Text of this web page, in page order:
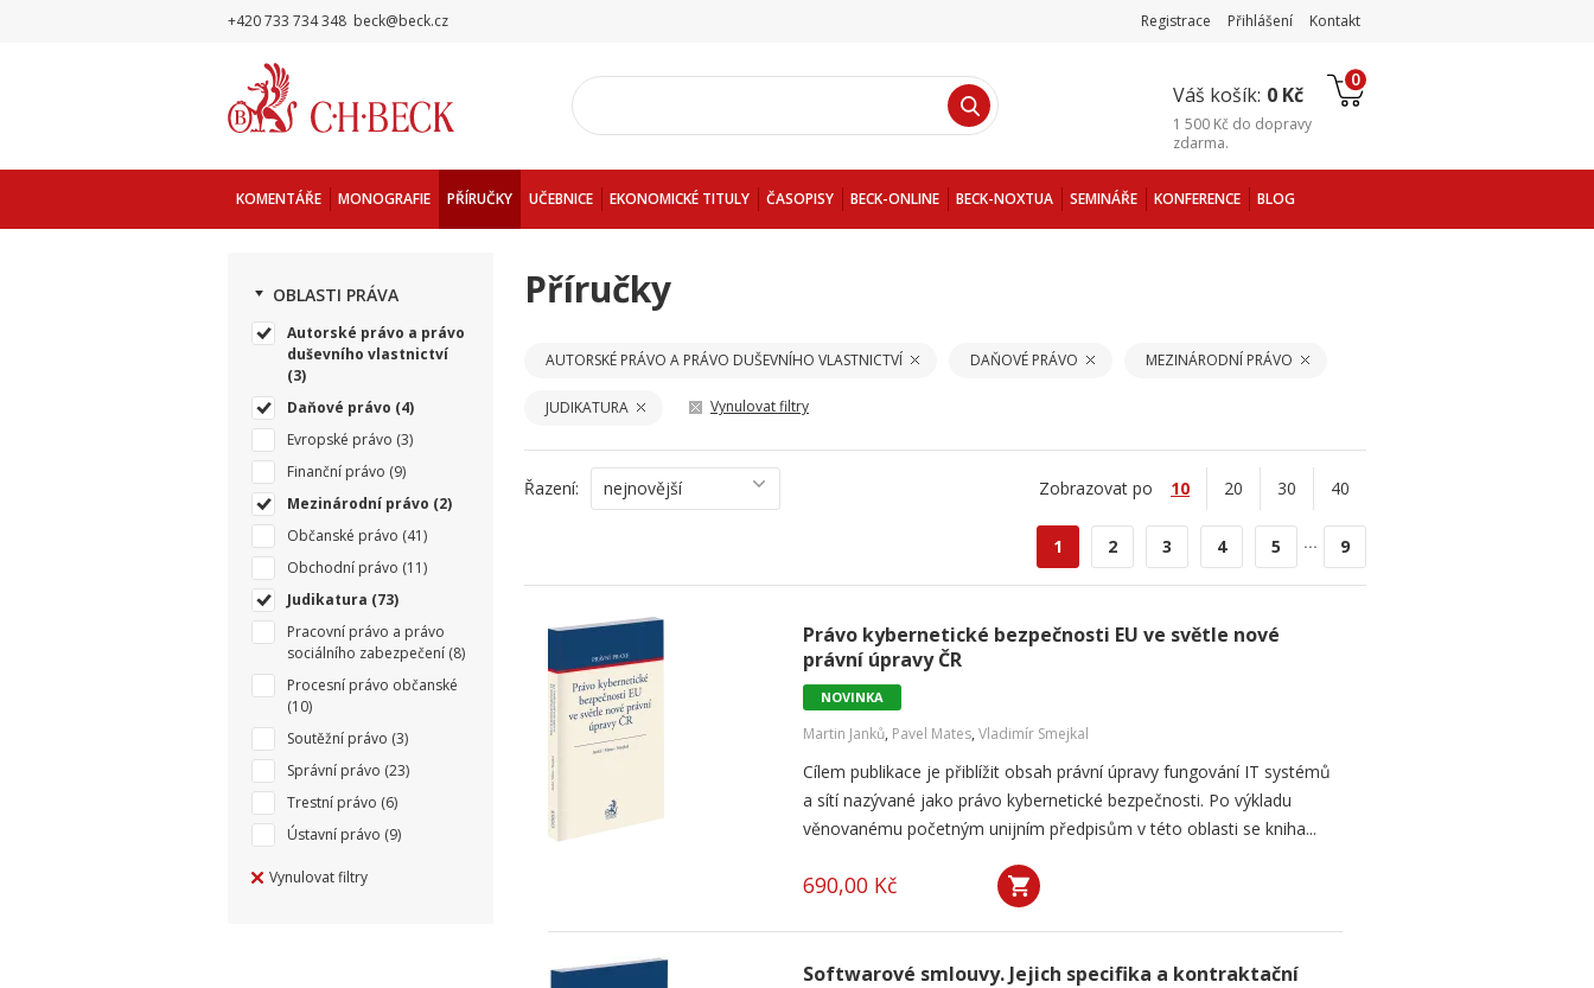
+420 733 734 348 beck@beck.cz Registrace Přihlášení Kontakt
Váš košík: 0 Kč
0
1 500 Kč do dopravy
zdarma.
KOMENTÁŘE MONOGRAFIE PŘÍRUČKY UČEBNICE EKONOMICKÉ TITULY ČASOPISY BECK-ONLINE BECK-NOXTUA SEMINÁŘE KONFERENCE BLOG
OBLASTI PRÁVA
Autorské právo a právo
duševního vlastnictví
(3)
Daňové právo (4)
Evropské právo (3)
Finanční právo (9)
Mezinárodní právo (2)
Občanské právo (41)
Obchodní právo (11)
Judikatura (73)
Pracovní právo a právo
sociálního zabezpečení (8)
Procesní právo občanské
(10)
Soutěžní právo (3)
Správní právo (23)
Trestní právo (6)
Ústavní právo (9)
Vynulovat filtry
Příručky
AUTORSKÉ PRÁVO A PRÁVO DUŠEVNÍHO VLASTNICTVÍ DAŇOVÉ PRÁVO MEZINÁRODNÍ PRÁVO
JUDIKATURA Vynulovat filtry
Řazení: nejnovější Zobrazovat po 10 20 30 40
1 2 3 4 5 ... 9
Právo kybernetické bezpečnosti EU ve světle nové
právní úpravy ČR
NOVINKA
Martin Janků, Pavel Mates, Vladimír Smejkal
Cílem publikace je přiblížit obsah právní úpravy fungování IT systémů
a sítí nazývané jako právo kybernetické bezpečnosti. Po výkladu
věnovanému početným unijním předpisům v této oblasti se kniha...
690,00 Kč
Softwarové smlouvy. Jejich specifika a kontraktační